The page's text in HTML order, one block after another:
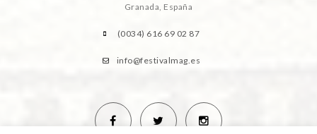
Granada, España
(0034) 616 69 02 87
info@festivalmag.es